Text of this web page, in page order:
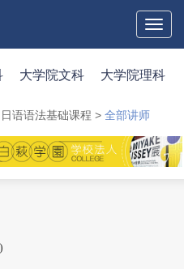
Toggle
大学院文科 大学院理科
日语语法基础课程 > 全部讲师